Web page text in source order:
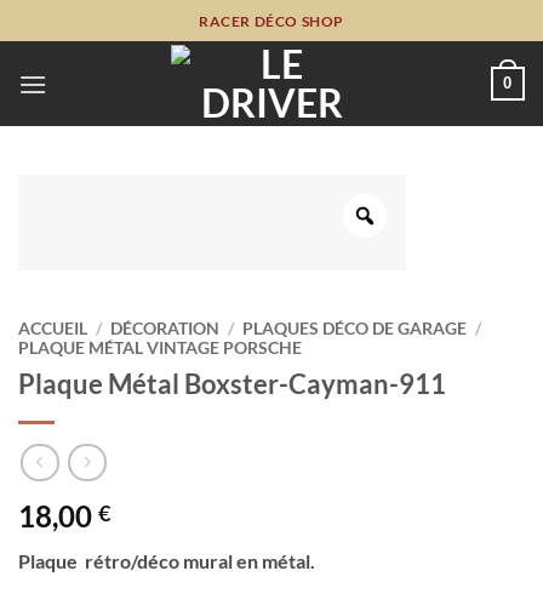
au
contenu
RACER DÉCO SHOP
0
ACCUEIL / DÉCORATION / PLAQUES DÉCO DE GARAGE /
PLAQUE MÉTAL VINTAGE PORSCHE
Plaque Métal Boxster-Cayman-911
18,00 €
Plaque rétro/déco mural en métal.